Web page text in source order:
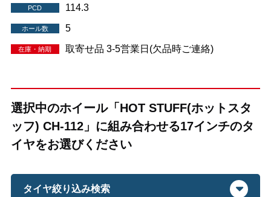
PCD 114.3
ホール数 5
在庫・納期 取寄せ品 3-5営業日(欠品時ご連絡)
選択中のホイール「HOT STUFF(ホットスタ
ッフ) CH-112」に組み合わせる17インチのタ
イヤをお選びください
タイヤ絞り込み検索